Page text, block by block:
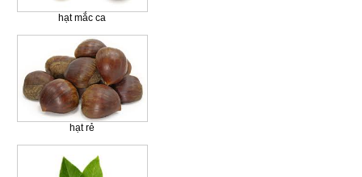
hạt mắc ca
hạt rẻ